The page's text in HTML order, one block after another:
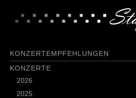
KONZERTEMPFEHLUNGEN
KONZERTE
2026
2025